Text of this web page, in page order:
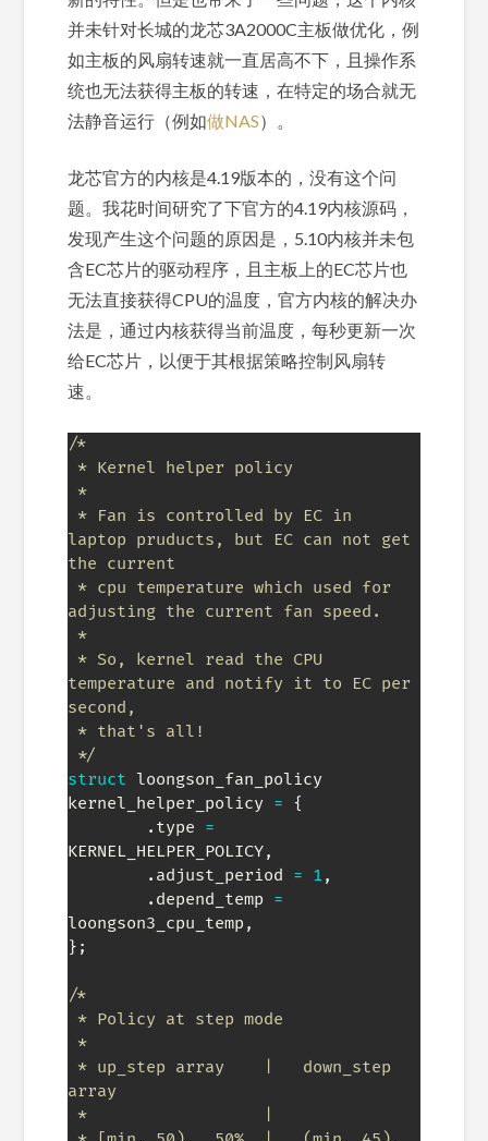
并未针对长城的龙芯3A2000C主板做优化，例
如主板的风扇转速就一直居高不下，且操作系
统也无法获得主板的转速，在特定的场合就无
法静音运行（例如做NAS）。
龙芯官方的内核是4.19版本的，没有这个问
题。我花时间研究了下官方的4.19内核源码，
发现产生这个问题的原因是，5.10内核并未包
含EC芯片的驱动程序，且主板上的EC芯片也
无法直接获得CPU的温度，官方内核的解决办
法是，通过内核获得当前温度，每秒更新一次
给EC芯片，以便于其根据策略控制风扇转
速。
/*
laptop pruducts, but EC can not get
the current
adjusting the current fan speed.
temperature and notify it to EC per
second,
*/
struct loongson_fan_policy
kernel_helper_policy = {
. type =
KERNEL_HELPER_POLICY,
. adjust_period = 1 ,
. depend_temp =
loongson3_cpu_temp ,
} ;
/*
array